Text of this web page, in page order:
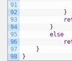
91
92
93
94
95
96
97
98
}
}
else
}
}